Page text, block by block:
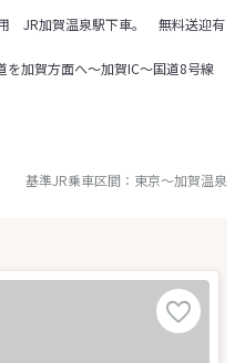
JR加賀温泉駅下車。 無料送迎有
加賀方面へ～加賀IC～国道8号線
基準JR乗車区間： 東京～加賀温泉